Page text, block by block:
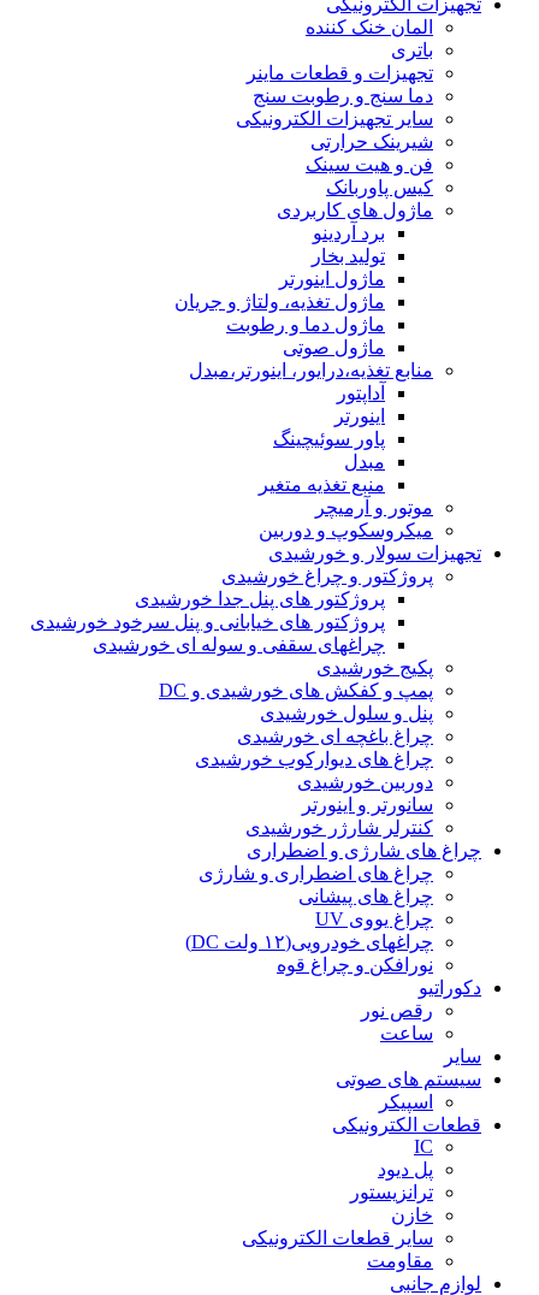
المان خنک کننده
باتری
تجهیزات و قطعات ماینر
دما سنج و رطوبت سنج
سایر تجهیزات الکترونیکی
شیرینک حرارتی
فن و هیت سینک
کیس پاوربانک
ماژول های کاربردی
برد آردینو
تولید بخار
ماژول اینورتر
ماژول تغذیه، ولتاژ و جریان
ماژول دما و رطوبت
ماژول صوتی
منابع تغذیه،درایور، اینورتر،مبدل
آداپتور
اینورتر
پاور سوئیچینگ
مبدل
منبع تغذیه متغیر
موتور و آرمیچر
میکروسکوپ و دوربین
تجهیزات سولار و خورشیدی
پروژکتور و چراغ خورشیدی
پروژکتور های پنل جدا خورشیدی
پروژکتور های خیابانی و پنل سرخود خورشیدی
چراغهای سقفی و سوله ای خورشیدی
پکیج خورشیدی
پمپ و کفکش های خورشیدی و DC
پنل و سلول خورشیدی
چراغ باغچه ای خورشیدی
چراغ های دیوارکوب خورشیدی
دوربین خورشیدی
سانورتر و اینورتر
کنترلر شارژر خورشیدی
چراغ های شارژی و اضطراری
چراغ های اضطراری و شارژی
چراغ های پیشانی
چراغ یووی UV
چراغهای خودرویی(۱۲ ولت DC)
نورافکن و چراغ قوه
دکوراتیو
رقص نور
ساعت
سایر
سیستم های صوتی
اسپیکر
قطعات الکترونیکی
IC
پل دیود
ترانزیستور
خازن
سایر قطعات الکترونیکی
مقاومت
لوازم جانبی